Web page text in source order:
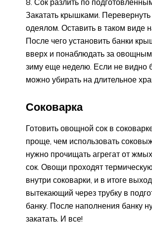
Закатать крышками. Перевернуть
одеялом. Оставить в таком виде
После чего установить банки
вверх и понаблюдать за
зиму еще неделю. Если не видно
можно убирать на длительное
Соковарка
Готовить овощной сок в
проще, чем использовать
нужно прочищать агрегат от
сок. Овощи проходят
внутри соковарки, и в итоге
вытекающий через трубку в
банку. После наполнения банку
закатать. И все!